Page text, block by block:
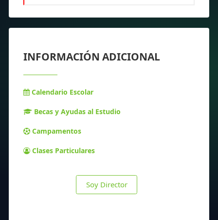
INFORMACIÓN ADICIONAL
Calendario Escolar
Becas y Ayudas al Estudio
Campamentos
Clases Particulares
Soy Director